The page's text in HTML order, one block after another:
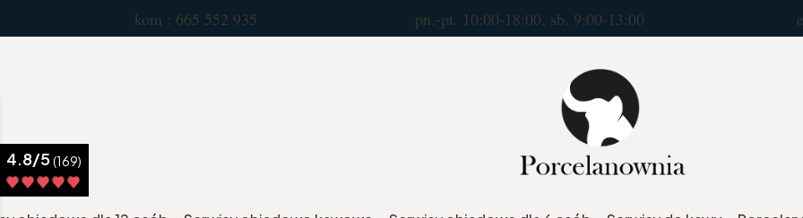
kom : 665 552 935 pn.-pt. 10:00-18:00, sb. 9:00-13:00 e.mail :
4.8/5 (169)